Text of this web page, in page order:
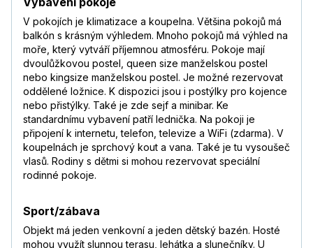
březen 2020
—
Jitka, pobyt s partnerem/kou
listopad 2019
— Číst více
7,5
Pavel, pobyt s rodinou
říjen 2019
—
8,1
Pavlína pobyt s partnerem/kou
Veronika, pobyt s rodinou
duben 2019
5,9/10
V pokojích je klimatizace a koupelna. Většina pokojů má
balkón s krásným výhledem. Mnoho pokojů má výhled na
moře, který vytváří příjemnou atmosféru. Pokoje mají
dvoulůžkovou postel, queen size manželskou postel
nebo kingsize manželskou postel. Je možné rezervovat
oddělené ložnice. K dispozici jsou i postýlky pro kojence
nebo přistýlky. Také je zde sejf a minibar. Ke
standardnímu vybavení patří lednička. Na pokoji je
připojení k internetu, telefon, televize a WiFi (zdarma). V
koupelnách je sprchový kout a vana. Také je tu vysoušeč
vlasů. Rodiny s dětmi si mohou rezervovat speciální
rodinné pokoje.
Sport/zábava
Objekt má jeden venkovní a jeden dětský bazén. Hosté
mohou využít slunnou terasu, lehátka a slunečníky. U